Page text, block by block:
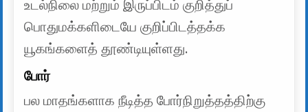
உடல்நிலை மற்றும் இருப்பிடம் குறித்துப்
பொதுமக்களிடையே குறிப்பிடத்தக்க
யூகங்களைத் தூண்டியுள்ளது.
போர்
பல மாதங்களாக நீடித்த போர்நிறுத்தத்திற்கு